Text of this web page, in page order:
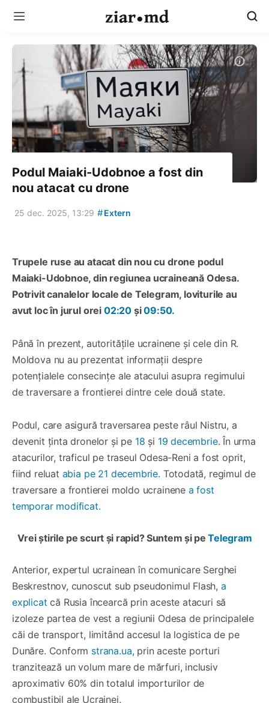
Podul Maiaki-Udobnoe a fost din
nou atacat cu drone
25 dec. 2025, 13:29 #Extern
Trupele ruse au atacat din nou cu drone podul
Maiaki-Udobnoe, din regiunea ucraineană Odesa.
Potrivit canalelor locale de Telegram, loviturile au
avut loc în jurul orei 02:20și09:50.
Până în prezent, autoritățile ucrainene și cele din R.
Moldova nu au prezentat informații despre
potențialele consecințe ale atacului asupra regimului
de traversare a frontierei dintre cele două state.
Podul, care asigură traversarea peste râul Nistru, a
devenit ținta dronelor și pe 18 și 19 decembrie. În urma
atacurilor, traficul pe traseul Odesa-Reni a fost oprit,
fiind reluat abia pe 21 decembrie. Totodată, regimul de
traversare a frontierei moldo ucrainene a fost
temporar modificat.
Vrei știrile pe scurt și rapid? Suntem și peTelegram
Anterior, expertul ucrainean în comunicare Serghei
Beskrestnov, cunoscut sub pseudonimul Flash, a
explicat că Rusia încearcă prin aceste atacuri să
izoleze partea de vest a regiunii Odesa de principalele
căi de transport, limitând accesul la logistica de pe
Dunăre. Conform strana.ua, prin aceste porturi
tranzitează un volum mare de mărfuri, inclusiv
aproximativ 60% din totalul importurilor de
combustibil ale Ucrainei.